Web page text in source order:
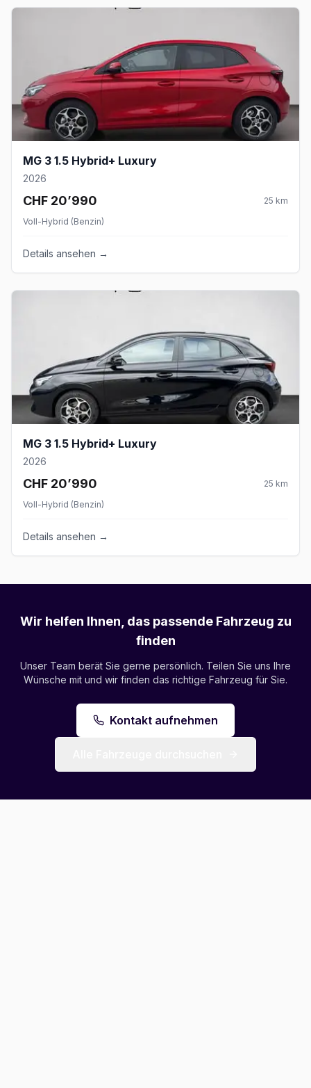
MG 3 1.5 Hybrid+ Luxury
2026
CHF 20’990 25 km
Voll-Hybrid (Benzin)
Details ansehen →
MG 3 1.5 Hybrid+ Luxury
2026
CHF 20’990 25 km
Voll-Hybrid (Benzin)
Details ansehen →
Wir helfen Ihnen, das passende Fahrzeug zu
finden
Unser Team berät Sie gerne persönlich. Teilen Sie uns Ihre
Wünsche mit und wir finden das richtige Fahrzeug für Sie.
Kontakt aufnehmen